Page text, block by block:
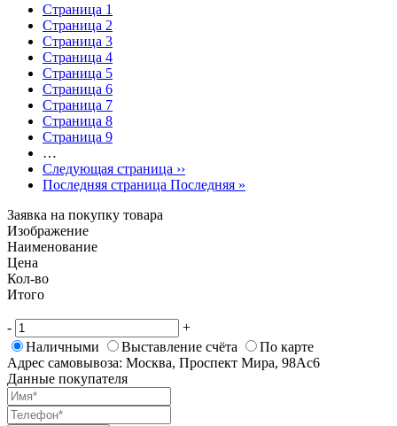
Страница 1
Страница 2
Страница 3
Страница 4
Страница 5
Страница 6
Страница 7
Страница 8
Страница 9
…
Следующая страница ››
Последняя страница Последняя »
Заявка на покупку товара
Изображение
Наименование
Цена
Кол-во
Итого
-
+
Наличными
Выставление счёта
По карте
Адрес самовывоза: Москва, Проспект Мира, 98Ас6
Данные покупателя